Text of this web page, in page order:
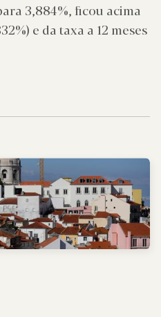
3,884%, ficou acima
e da taxa a 12 meses